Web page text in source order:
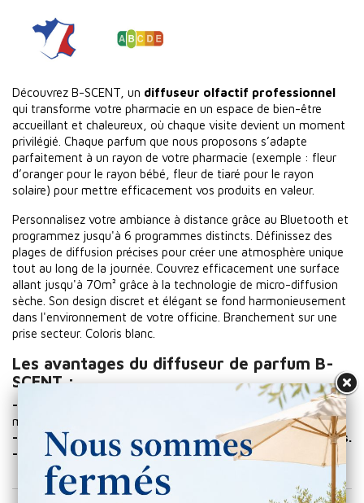
Découvrez B-SCENT, un diffuseur olfactif professionnel
qui transforme votre pharmacie en un espace de bien-être
accueillant et chaleureux, où chaque visite devient un moment
privilégié. Chaque parfum que nous proposons s’adapte
parfaitement à un rayon de votre pharmacie (exemple : fleur
d’oranger pour le rayon bébé, fleur de tiaré pour le rayon
solaire) pour mettre efficacement vos produits en valeur.
Personnalisez votre ambiance à distance grâce au Bluetooth et
programmez jusqu'à 6 programmes distincts. Définissez des
plages de diffusion précises pour créer une atmosphère unique
tout au long de la journée. Couvrez efficacement une surface
allant jusqu'à 70m² grâce à la technologie de micro-diffusion
sèche. Son design discret et élégant se fond harmonieusement
dans l'environnement de votre officine. Branchement sur une
prise secteur. Coloris blanc.
Les avantages du diffuseur de parfum B-
SCENT :
- Outil de marketing olfactif
: renforce votre image de
marque.
- Mettre en valeur vos rayons et augmenter vos ventes.
- Conception française